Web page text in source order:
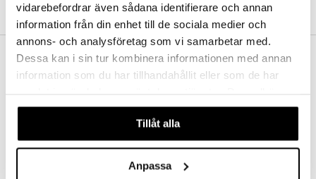
vidarebefordrar även sådana identifierare och annan
information från din enhet till de sociala medier och
annons- och analysföretag som vi samarbetar med.
Dessa kan i sin tur kombinera informationen med annan
information som du har tillhandahållit eller som de har
våra cookies vid fortsatt användande av vår webbplats.
Tillåt alla
Anpassa
ILMAINEN TOIMITUS YLI 50 €
NOPEAT TOIMITUKSET
päivänä
EDULLISET HINNAT